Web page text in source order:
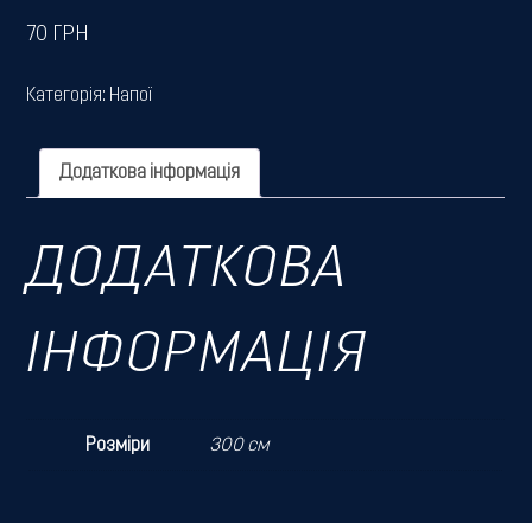
70 ГРН
Категорія: Напої
Додаткова інформація
ДОДАТКОВА
ІНФОРМАЦІЯ
Розміри 300 см